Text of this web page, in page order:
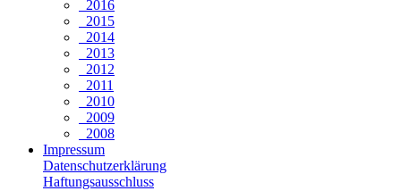
2016
2015
2014
2013
2012
2011
2010
2009
2008
Impressum
Datenschutzerklärung
Haftungsausschluss